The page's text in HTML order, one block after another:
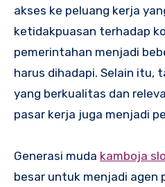
akses ke peluang kerja
ketidakpuasan terhadap
pemerintahan menjadi
harus dihadapi. Selain itu,
yang berkualitas dan
pasar kerja juga menjadi
Generasi muda kamboja
besar untuk menjadi agen